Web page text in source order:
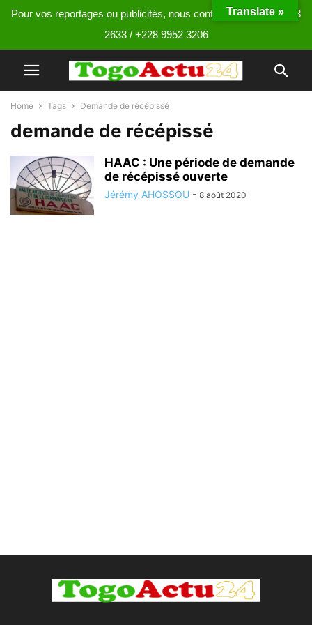
Pour vos reportages ou publicités, nous contacter au +228 9013
2633 / +228 9952 3206
Home Tags Demande de récépissé
demande de récépissé
HAAC : Une période de demande
de récépissé ouverte
Jérémy AHOSSOU - 8 août 2020
Translate »